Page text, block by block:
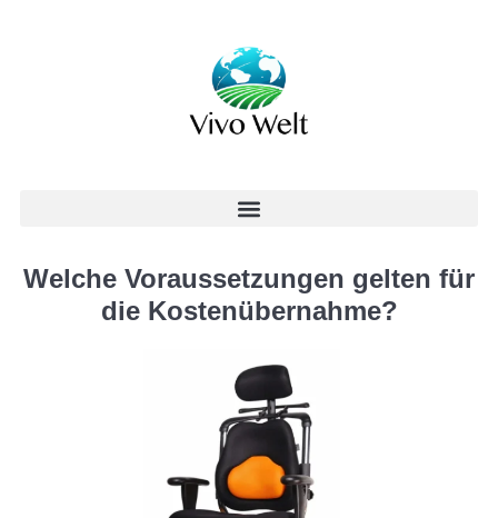
Welche Voraussetzungen gelten für
die Kostenübernahme?